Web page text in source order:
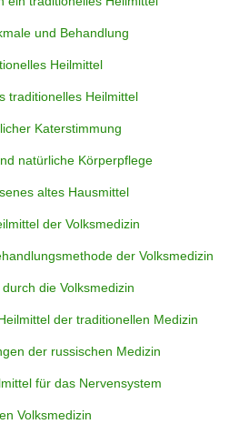
und Behandlung
Heilmittel
traditionelles Heilmittel
Katerstimmung
natürliche Körperpflege
altes Hausmittel
der Volksmedizin
der Volksmedizin
die Volksmedizin
der traditionellen Medizin
der russischen Medizin
für das Nervensystem
Volksmedizin